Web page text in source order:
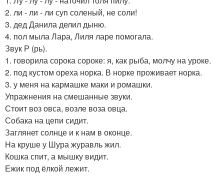
2. ли - ли - ли суп соленый, не соли!
3. дед Данила делил дыню.
4. пол мыла Лара, Лиля ларе помогала.
Звук Р (рь).
1. говорила сорока сороке: я, как рыба, молчу на уроке.
2. под кустом ореха норка. В норке проживает норка.
3. у меня на кармашке маки и ромашки.
Упражнения на смешанные звуки.
Стоит воз овса, возле воза овца.
Собака на цепи сидит.
Заглянет солнце и к нам в оконце.
На круше у Шура журавль жил.
Кошка спит, а мышку видит.
Ежик под ёлкой лежит.